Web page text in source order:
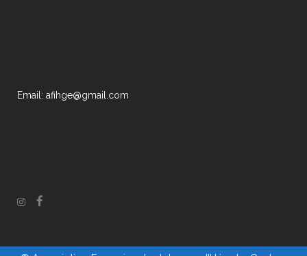
Email: afihge@gmail.com